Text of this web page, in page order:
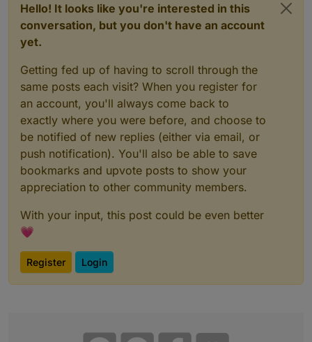
Hello! It looks like you're interested in this
conversation, but you don't have an account
yet.
Getting fed up of having to scroll through the
same posts each visit? When you register for
an account, you'll always come back to
exactly where you were before, and choose to
be notified of new replies (either via email, or
push notification). You'll also be able to save
bookmarks and upvote posts to show your
appreciation to other community members.
With your input, this post could be even better
💗
Register Login